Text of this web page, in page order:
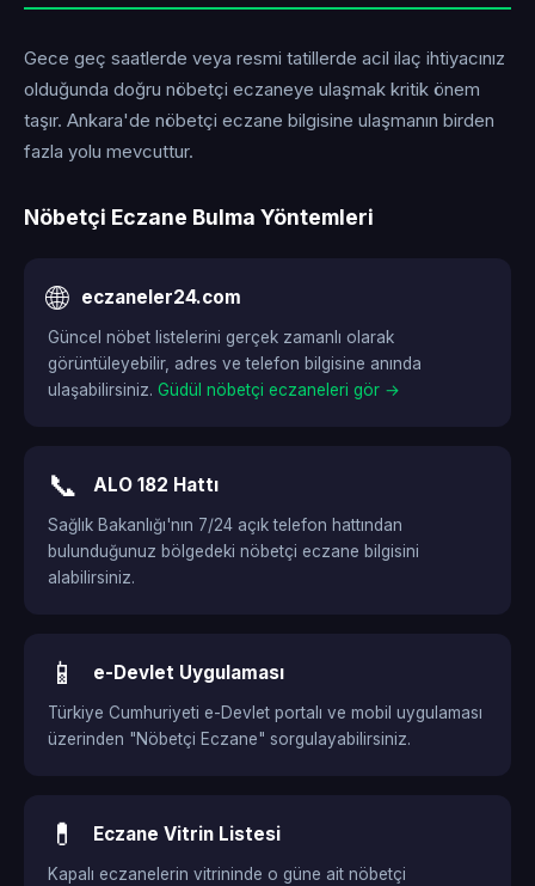
Gece geç saatlerde veya resmi tatillerde acil ilaç ihtiyacınız
olduğunda doğru nöbetçi eczaneye ulaşmak kritik önem
taşır. Ankara'de nöbetçi eczane bilgisine ulaşmanın birden
fazla yolu mevcuttur.
Nöbetçi Eczane Bulma Yöntemleri
🌐 eczaneler24.com
Güncel nöbet listelerini gerçek zamanlı olarak
görüntüleyebilir, adres ve telefon bilgisine anında
ulaşabilirsiniz. Güdül nöbetçi eczaneleri gör →
📞 ALO 182 Hattı
Sağlık Bakanlığı'nın 7/24 açık telefon hattından
bulunduğunuz bölgedeki nöbetçi eczane bilgisini
alabilirsiniz.
📱 e-Devlet Uygulaması
Türkiye Cumhuriyeti e-Devlet portalı ve mobil uygulaması
üzerinden "Nöbetçi Eczane" sorgulayabilirsiniz.
💊 Eczane Vitrin Listesi
Kapalı eczanelerin vitrininde o güne ait nöbetçi